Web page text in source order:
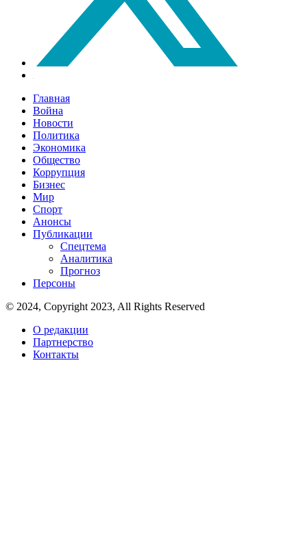
Главная
Война
Новости
Политика
Экономика
Общество
Коррупция
Бизнес
Мир
Спорт
Анонсы
Публикации
Спецтема
Аналитика
Прогноз
Персоны
© 2024, Copyright 2023, All Rights Reserved
О редакции
Партнерство
Контакты